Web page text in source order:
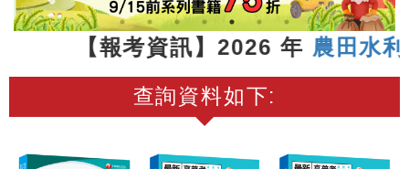
【報考資訊】2026 年農田水利
查詢資料如下: